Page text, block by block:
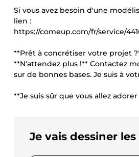
Si vous avez besoin d'une
lien :
https://comeup.com/fr/service/
**Prêt à concrétiser votre projet
**N'attendez plus !** Contactez
sur de bonnes bases. Je suis à
**Je suis sûr que vous allez
Je vais dessiner